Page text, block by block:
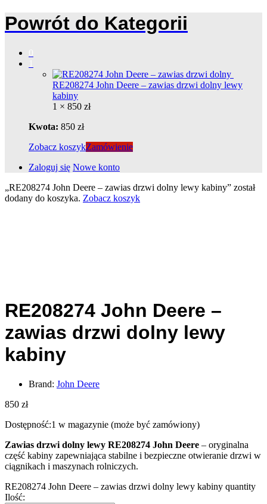
Powrót do Kategorii
RE208274 John Deere – zawias drzwi dolny lewy
kabiny
1 × 850 zł
Kwota: 850 zł
Zobacz koszykZamówienie
Zaloguj się Nowe konto
„RE208274 John Deere – zawias drzwi dolny lewy kabiny” został
dodany do koszyka. Zobacz koszyk
RE208274 John Deere –
zawias drzwi dolny lewy
kabiny
Brand: John Deere
850 zł
Dostępność:1 w magazynie (może być zamówiony)
Zawias drzwi dolny lewy RE208274 John Deere – oryginalna
część kabiny zapewniająca stabilne i bezpieczne otwieranie drzwi w
ciągnikach i maszynach rolniczych.
RE208274 John Deere – zawias drzwi dolny lewy kabiny quantity
Ilość: